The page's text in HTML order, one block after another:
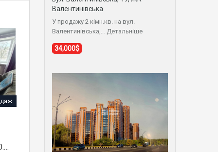
Валентинівська
У продажу 2 кімн.кв. на вул.
Валентинівська,…
Детальніше
34,000$